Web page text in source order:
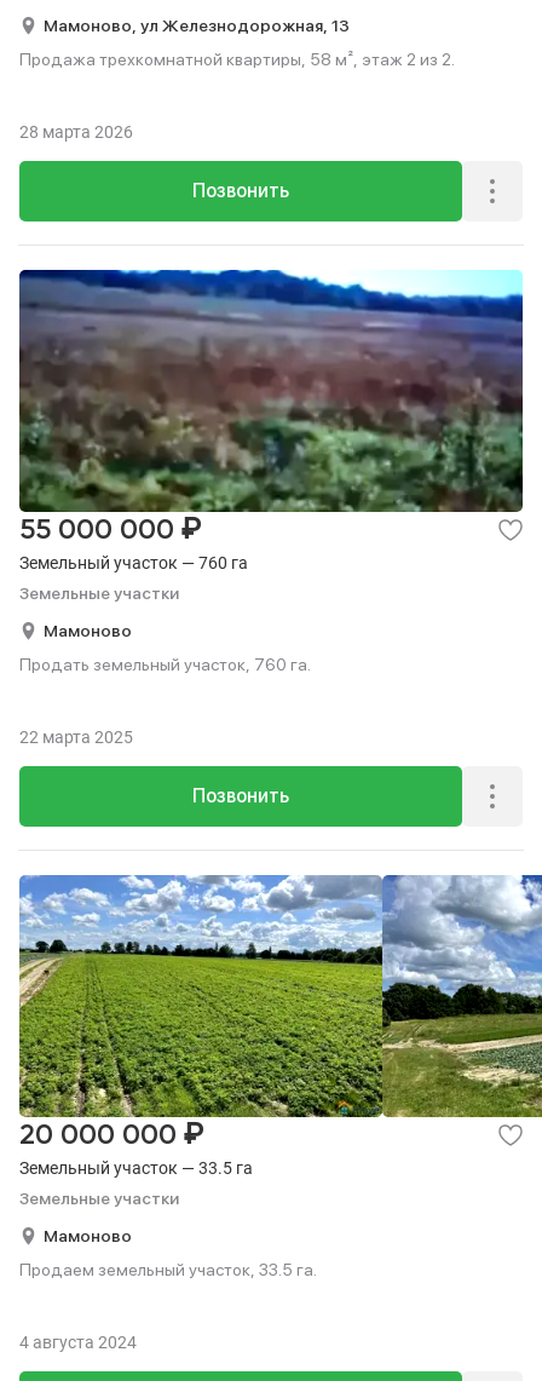
Мамоново, ул Железнодорожная, 13
Продажа трехкомнатной квартиры, 58 м², этаж 2 из 2.
Позвонить
28 марта 2026
Земельный участок — 760 га
Земельные участки
55 000 000 ₽
Мамоново
Продать земельный участок, 760 га.
Позвонить
22 марта 2025
Земельный участок — 33.5 га
Земельные участки
20 000 000 ₽
Мамоново
Продаем земельный участок, 33.5 га.
4 августа 2024